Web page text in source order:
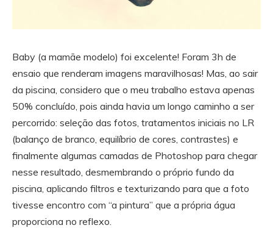
Baby (a mamãe modelo) foi excelente! Foram 3h de
ensaio que renderam imagens maravilhosas! Mas, ao sair
da piscina, considero que o meu trabalho estava apenas
50% concluído, pois ainda havia um longo caminho a ser
percorrido: seleção das fotos, tratamentos iniciais no LR
(balanço de branco, equilíbrio de cores, contrastes) e
finalmente algumas camadas de Photoshop para chegar
nesse resultado, desmembrando o próprio fundo da
piscina, aplicando filtros e texturizando para que a foto
tivesse encontro com “a pintura” que a própria água
proporciona no reflexo.